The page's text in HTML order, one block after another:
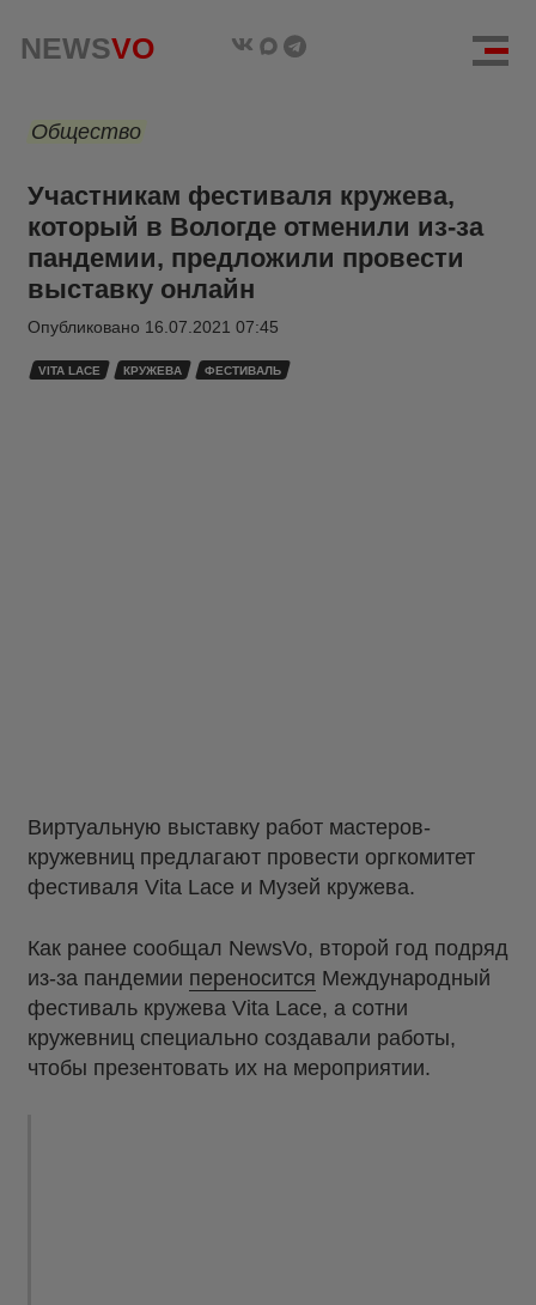
NEWSVO
Общество
Участникам фестиваля кружева,
который в Вологде отменили из-за
пандемии, предложили провести
выставку онлайн
Опубликовано 16.07.2021 07:45
VITA LACE КРУЖЕВА ФЕСТИВАЛЬ
Виртуальную выставку работ мастеров-
кружевниц предлагают провести оргкомитет
фестиваля Vita Lace и Музей кружева.
Как ранее сообщал NewsVo, второй год подряд
из-за пандемии переносится Международный
фестиваль кружева Vita Lace, а сотни
кружевниц специально создавали работы,
чтобы презентовать их на мероприятии.